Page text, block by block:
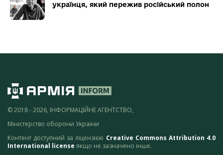
українця, який пережив російський полон
© 2018 - 2026, ІНФОРМАЦІЙНЕ АГЕНТСТВО,
Міністерство оборони України
Контент доступний за ліцензією Creative Commons Attribution 4.0
International license якщо не зазначено інше.